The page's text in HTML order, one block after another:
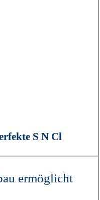
S N Cl
ermöglicht